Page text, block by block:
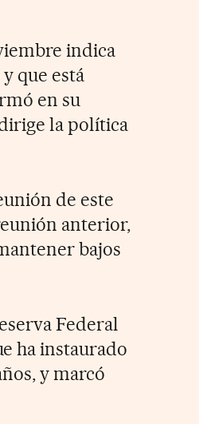
indica
que está
en su
la política
de este
anterior,
bajos
Federal
ha instaurado
y marcó